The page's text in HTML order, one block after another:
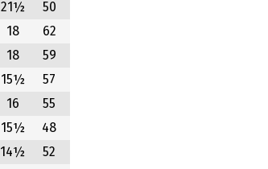
21½
50
18
62
18
59
15½
57
16
55
15½
48
14½
52